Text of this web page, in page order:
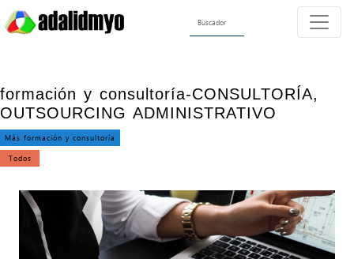
formación y consultoría-CONSULTORÍA,
OUTSOURCING ADMINISTRATIVO
Más formación y consultoría
Todos